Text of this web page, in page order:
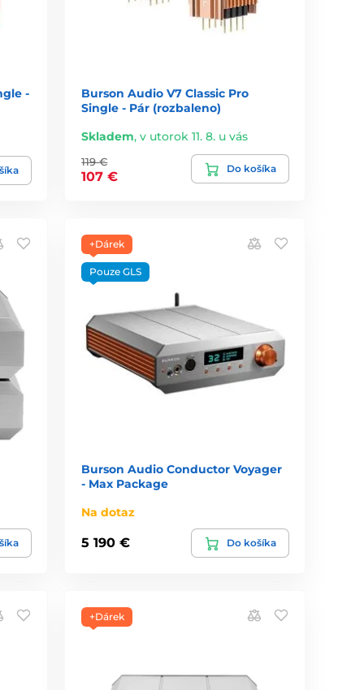
-
Burson Audio V7 Classic Pro
Single - Pár (rozbaleno)
Skladem,v utorok 11. 8. u vás
119 €
107 €
Do košíka
+Dárek
Pouze GLS
Burson Audio Conductor Voyager
- Max Package
Na dotaz
5 190 € Do košíka
+Dárek